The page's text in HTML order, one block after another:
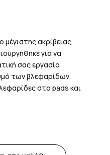
ακρίβειας
για να
σας εργασία
των βλεφαρίδων.
στα pads και